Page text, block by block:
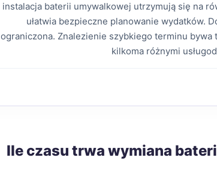
instalacja baterii umywalkowej utrzymują się na
ułatwia bezpieczne planowanie wydatków.
ograniczona. Znalezienie szybkiego terminu
kilkoma różnymi
Ile czasu trwa wymiana